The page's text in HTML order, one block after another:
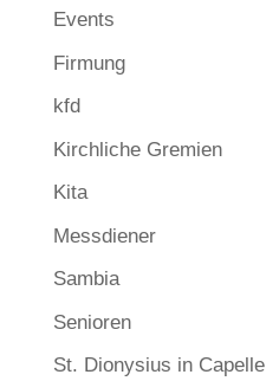
Events
Firmung
kfd
Kirchliche Gremien
Kita
Messdiener
Sambia
Senioren
St. Dionysius in Capelle